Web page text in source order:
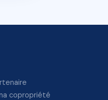
copropriété